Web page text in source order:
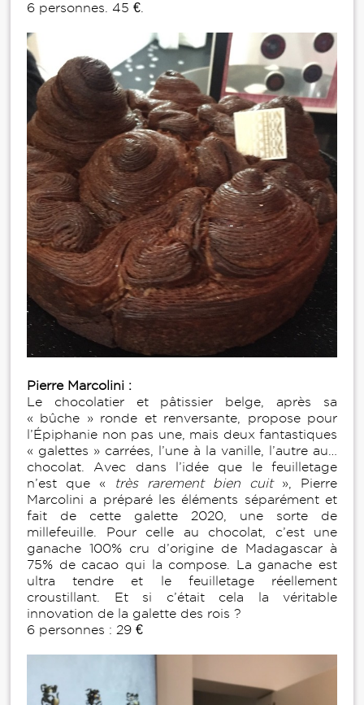
6 personnes. 45 €.
Pierre Marcolini :
Le chocolatier et pâtissier belge, après sa
« bûche » ronde et renversante, propose pour
l’Épiphanie non pas une, mais deux fantastiques
« galettes » carrées, l’une à la vanille, l’autre au…
chocolat. Avec dans l’idée que le feuilletage
n’est que «
très rarement bien cuit », Pierre
Marcolini a préparé les éléments séparément et
fait de cette galette 2020, une sorte de
millefeuille. Pour celle au chocolat, c’est une
ganache 100% cru d’origine de Madagascar à
75% de cacao qui la compose. La ganache est
ultra tendre et le feuilletage réellement
croustillant. Et si c’était cela la véritable
innovation de la galette des rois ?
6 personnes : 29 €